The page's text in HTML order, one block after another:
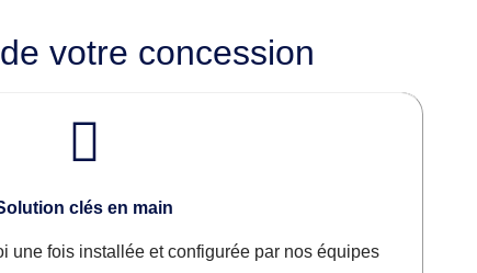
votre concession
clés en main
une fois installée et configurée par nos équipes